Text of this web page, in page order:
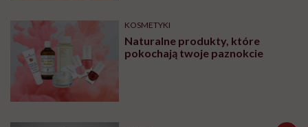
KOSMETYKI
Naturalne produkty, które
pokochają twoje paznokcie